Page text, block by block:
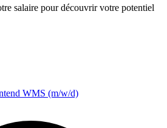
salaire pour découvrir votre potentiel
WMS (m/w/d)